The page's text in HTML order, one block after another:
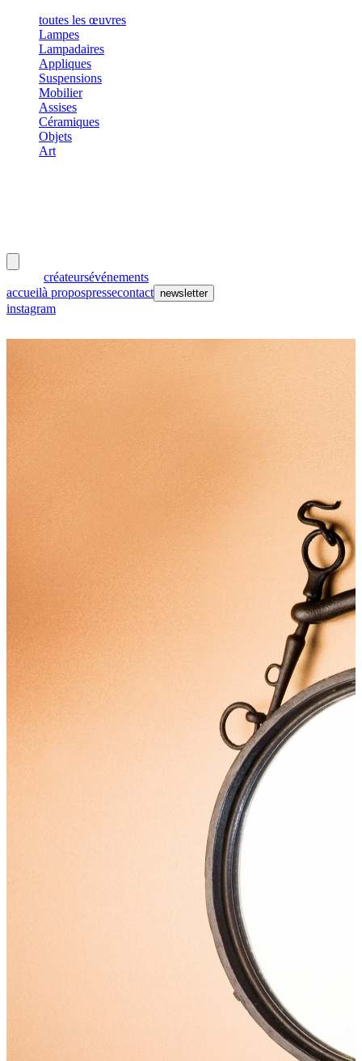
toutes les œuvres
Lampes
Lampadaires
Appliques
Suspensions
Mobilier
Assises
Céramiques
Objets
Art
créateursévénements
accueilà propospressecontact newsletter
instagram